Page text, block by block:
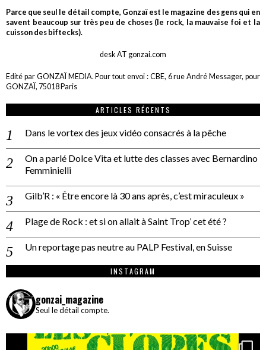
Parce que seul le détail compte, Gonzaï est le magazine des gens qui en
savent beaucoup sur très peu de choses (le rock, la mauvaise foi et la
cuisson des biftecks).
desk AT gonzai.com
Edité par GONZAÏ MEDIA. Pour tout envoi : CBE, 6 rue André Messager, pour
GONZAÏ, 75018 Paris
ARTICLES RÉCENTS
Dans le vortex des jeux vidéo consacrés à la pêche
On a parlé Dolce Vita et lutte des classes avec Bernardino
Femminielli
Gilb’R : « Être encore là 30 ans après, c’est miraculeux »
Plage de Rock : et si on allait à Saint Trop’ cet été ?
Un reportage pas neutre au PALP Festival, en Suisse
INSTAGRAM
gonzai_magazine
Seul le détail compte.